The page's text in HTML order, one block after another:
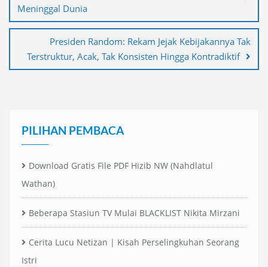
Meninggal Dunia
Presiden Random: Rekam Jejak Kebijakannya Tak
Terstruktur, Acak, Tak Konsisten Hingga Kontradiktif
PILIHAN PEMBACA
Download Gratis File PDF Hizib NW (Nahdlatul
Wathan)
Beberapa Stasiun TV Mulai BLACKLIST Nikita Mirzani
Cerita Lucu Netizan | Kisah Perselingkuhan Seorang
Istri